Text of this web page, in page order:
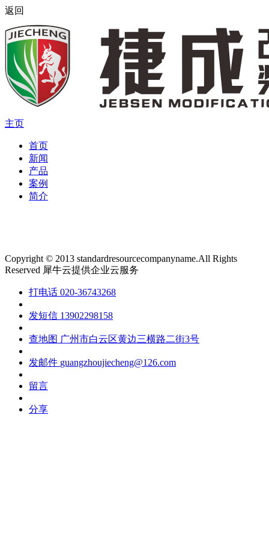
返回
主页
首页
新闻
产品
案例
简介
Copyright © 2013 standardresourcecompanyname.All Rights
Reserved 犀牛云提供企业云服务
打电话 020-36743268
发短信 13902298158
查地图 广州市白云区黄边三横路二街3号
发邮件 guangzhoujiecheng@126.com
留言
分享